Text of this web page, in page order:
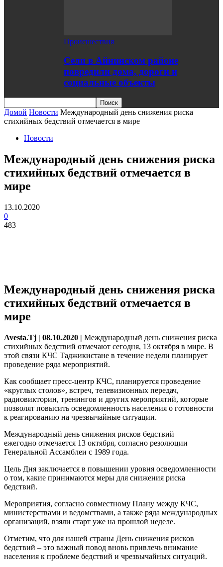
Происшествия
Сели в Айнинском районе
повредили дома, дороги и
социальные объекты
Домой Новости Международный день снижения риска
стихийных бедствий отмечается в мире
Новости
Международный день снижения риска
стихийных бедствий отмечается в
мире
13.10.2020
0
483
Международный день снижения риска
стихийных бедствий отмечается в
мире
Avesta.Tj | 08.10.2020 | Международный день снижения риска
стихийных бедствий отмечают сегодня, 13 октября в мире. В
этой связи КЧС Таджикистане в течение недели планирует
проведение ряда мероприятий.
Как сообщает пресс-центр КЧС, планируется проведение
«круглых столов», встреч, телевизионных передач,
радиовикторин, тренингов и других мероприятий, которые
позволят повысить осведомленность населения о готовности
к реагированию на чрезвычайные ситуации.
Международный день снижения рисков бедствий
ежегодно отмечается 13 октября, согласно резолюции
Генеральной Ассамблеи с 1989 года.
Цель Дня заключается в повышении уровня осведомленности
о том, какие принимаются меры для снижения риска
бедствий.
Мероприятия, согласно совместному Плану между КЧС,
министерствами и ведомствами, а также ряда международных
организаций, взяли старт уже на прошлой неделе.
Отметим, что для нашей страны День снижения рисков
бедствий – это важный повод вновь привлечь внимание
населения к проблеме бедствий и чрезвычайных ситуаций.